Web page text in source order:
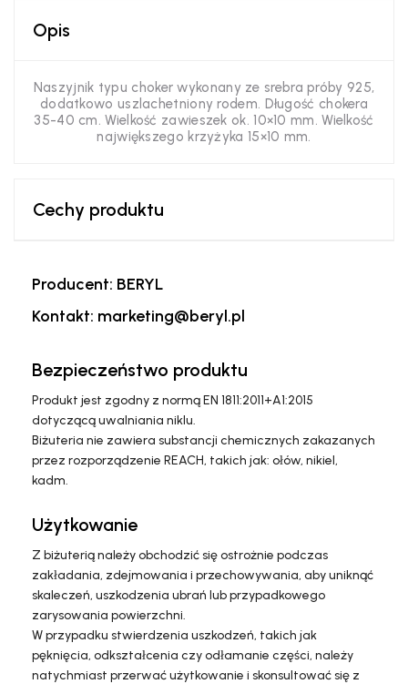
Opis
Naszyjnik typu choker wykonany ze srebra próby 925,
dodatkowo uszlachetniony rodem. Długość chokera
35-40 cm. Wielkość zawieszek ok. 10×10 mm. Wielkość
największego krzyżyka 15×10 mm.
Cechy produktu
Producent: BERYL
Kontakt: marketing@beryl.pl
Bezpieczeństwo produktu
Produkt jest zgodny z normą EN 1811:2011+A1:2015
dotyczącą uwalniania niklu.
Biżuteria nie zawiera substancji chemicznych zakazanych
przez rozporządzenie REACH, takich jak: ołów, nikiel,
kadm.
Użytkowanie
Z biżuterią należy obchodzić się ostrożnie podczas
zakładania, zdejmowania i przechowywania, aby uniknąć
skaleczeń, uszkodzenia ubrań lub przypadkowego
zarysowania powierzchni.
W przypadku stwierdzenia uszkodzeń, takich jak
pęknięcia, odkształcenia czy odłamanie części, należy
natychmiast przerwać użytkowanie i skonsultować się z